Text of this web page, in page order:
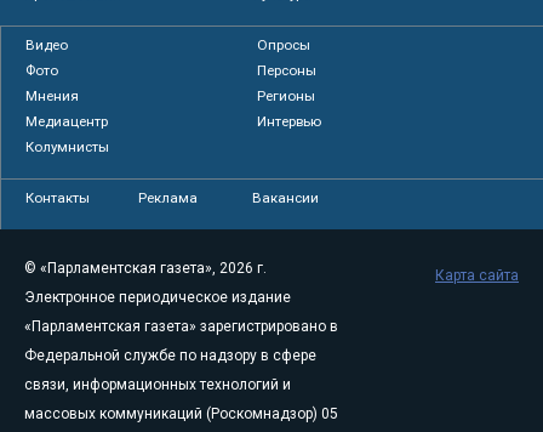
Видео
Опросы
Фото
Персоны
Мнения
Регионы
Медиацентр
Интервью
Колумнисты
Контакты Реклама Вакансии
© «Парламентская газета», 2026 г.
Электронное периодическое издание
«Парламентская газета» зарегистрировано в
Федеральной службе по надзору в сфере
связи, информационных технологий и
массовых коммуникаций (Роскомнадзор) 05
Карта сайта